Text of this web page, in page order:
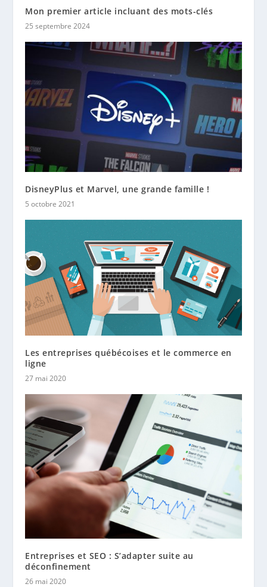
Mon premier article incluant des mots-clés
25 septembre 2024
DisneyPlus et Marvel, une grande famille !
5 octobre 2021
Les entreprises québécoises et le commerce en
ligne
27 mai 2020
Entreprises et SEO : S’adapter suite au
déconfinement
26 mai 2020